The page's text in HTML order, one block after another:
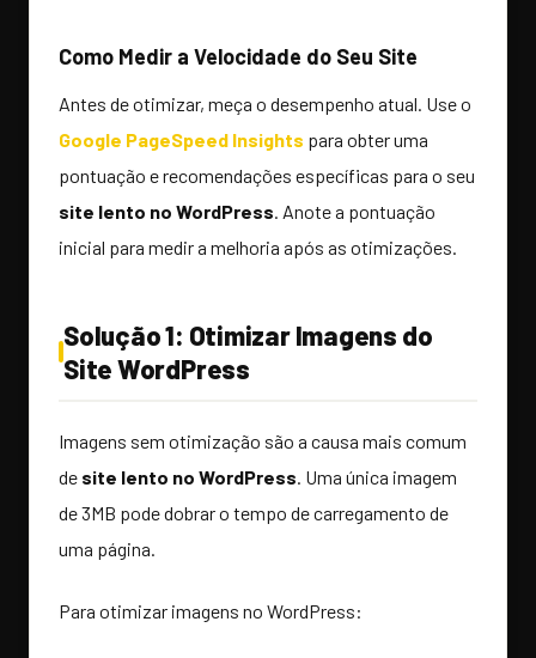
Como Medir a Velocidade do Seu Site
Antes de otimizar, meça o desempenho atual. Use o
Google PageSpeed Insights para obter uma
pontuação e recomendações específicas para o seu
site lento no WordPress. Anote a pontuação
inicial para medir a melhoria após as otimizações.
Solução 1: Otimizar Imagens do
Site WordPress
Imagens sem otimização são a causa mais comum
de site lento no WordPress. Uma única imagem
de 3MB pode dobrar o tempo de carregamento de
uma página.
Para otimizar imagens no WordPress: